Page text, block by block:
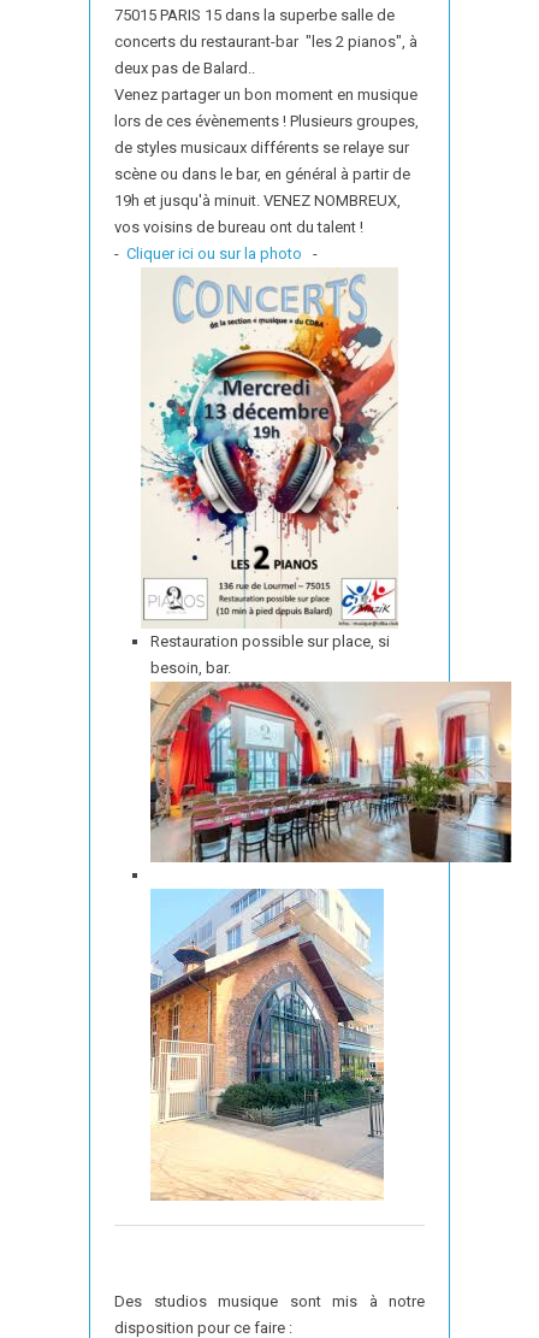
75015 PARIS 15 dans la superbe salle de
concerts du restaurant-bar "les 2 pianos", à
deux pas de Balard..
Venez partager un bon moment en musique
lors de ces évènements ! Plusieurs groupes,
de styles musicaux différents se relaye sur
scène ou dans le bar, en général à partir de
19h et jusqu'à minuit. VENEZ NOMBREUX,
vos voisins de bureau ont du talent !
- Cliquer ici ou sur la photo -
Restauration possible sur place, si
besoin, bar.
Des studios musique sont mis à notre
disposition pour ce faire :